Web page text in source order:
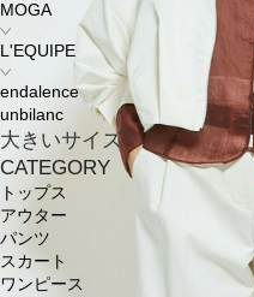
MOGA
L'EQUIPE
endalence
unbilanc
大きいサイズ
CATEGORY
トップス
アウター
パンツ
スカート
ワンピース